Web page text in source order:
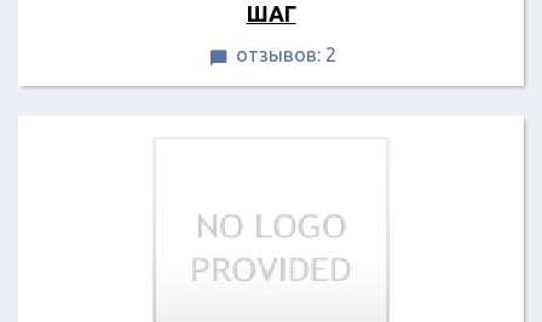
ШАГ
 отзывов: 2